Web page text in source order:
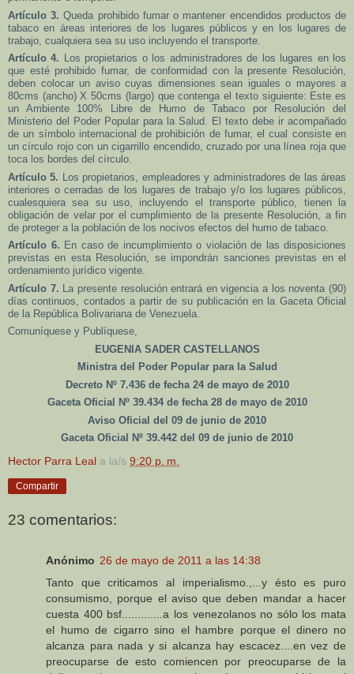
Artículo 3. Queda prohibido fumar o mantener encendidos productos de
tabaco en áreas interiores de los lugares públicos y en los lugares de
trabajo, cualquiera sea su uso incluyendo el transporte.
Artículo 4. Los propietarios o los administradores de los lugares en los
que esté prohibido fumar, de conformidad con la presente Resolución,
deben colocar un aviso cuyas dimensiones sean iguales o mayores a
80cms (ancho) X 50cms (largo) que contenga el texto siguiente: Este es
un Ambiente 100% Libre de Humo de Tabaco por Resolución del
Ministerio del Poder Popular para la Salud. El texto debe ir acompañado
de un símbolo internacional de prohibición de fumar, el cual consiste en
un círculo rojo con un cigarrillo encendido, cruzado por una línea roja que
toca los bordes del círculo.
Artículo 5. Los propietarios, empleadores y administradores de las áreas
interiores o cerradas de los lugares de trabajo y/o los lugares públicos,
cualesquiera sea su uso, incluyendo el transporte público, tienen la
obligación de velar por el cumplimiento de la presente Resolución, a fin
de proteger a la población de los nocivos efectos del humo de tabaco.
Artículo 6. En caso de incumplimiento o violación de las disposiciones
previstas en esta Resolución, se impondrán sanciones previstas en el
ordenamiento jurídico vigente.
Artículo 7. La presente resolución entrará en vigencia a los noventa (90)
días continuos, contados a partir de su publicación en la Gaceta Oficial
de la República Bolivariana de Venezuela.
Comuníquese y Publíquese,
EUGENIA SADER CASTELLANOS
Ministra del Poder Popular para la Salud
Decreto Nº 7.436 de fecha 24 de mayo de 2010
Gaceta Oficial Nº 39.434 de fecha 28 de mayo de 2010
Aviso Oficial del 09 de junio de 2010
Gaceta Oficial Nº 39.442 del 09 de junio de 2010
Hector Parra Leal a la/s 9:20 p. m.
Compartir
23 comentarios:
Anónimo 26 de mayo de 2011 a las 14:38
Tanto que criticamos al imperialismo.,...y ésto es puro
consumismo, porque el aviso que deben mandar a hacer
cuesta 400 bsf.............a los venezolanos no sólo los mata
el humo de cigarro sino el hambre porque el dinero no
alcanza para nada y si alcanza hay escacez....en vez de
preocuparse de esto comiencen por preocuparse de la